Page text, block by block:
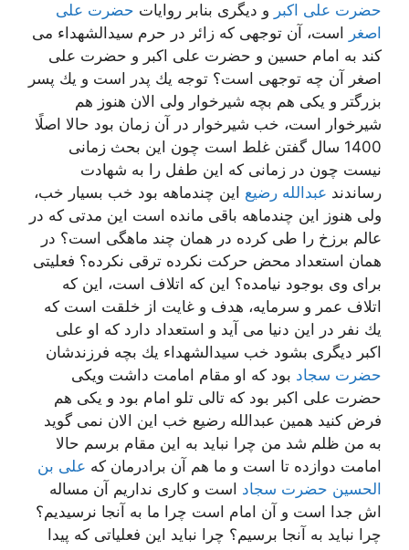
حضرت علی اكبر و دیگری بنابر روایات حضرت علی
اصغر
است، آن توجهی كه زائر در حرم سیدالشهداء می
كند به امام حسین و حضرت علی اكبر و حضرت علی
اصغر آن چه توجهی است؟ توجه یك پدر است و یك پسر
بزرگتر و یكی هم بچه شیرخوار ولی الان هنوز هم
شیرخوار است، خب شیرخوار در آن زمان بود حالا اصلًا
1400 سال گفتن غلط است چون این بحث زمانی
نیست چون در زمانی كه این طفل را به شهادت
رساندند عبدالله رضیع این چندماهه بود خب بسیار خب،
ولی هنوز این چندماهه باقی مانده است این مدتی كه در
عالم برزخ را طی كرده در همان چند ماهگی است؟ در
همان استعداد محض حركت نكرده ترقی نكرده؟ فعلیتی
برای وی بوجود نیامده؟ این كه اتلاف است، این كه
اتلاف عمر و سرمایه، هدف و غایت از خلقت است كه
یك نفر در این دنیا می آید و استعداد دارد كه او علی
اكبر دیگری بشود خب سیدالشهداء یك بچه فرزندشان
حضرت سجاد بود كه او مقام امامت داشت ویكی
حضرت علی اكبر بود كه تالی تلو امام بود و یكی هم
فرض كنید همین عبدالله رضیع خب این الان نمی گوید
به من ظلم شد من چرا نباید به این مقام برسم حالا
امامت دوازده تا است و ما هم آن برادرمان كه علی بن
الحسین حضرت سجاد است و كاری نداریم آن مساله
اش جدا است و آن امام است چرا ما به آنجا نرسیدیم؟
چرا نباید به آنجا برسیم؟ چرا نباید این فعلیاتی كه پیدا